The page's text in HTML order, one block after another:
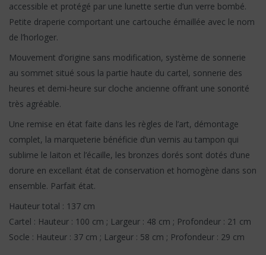
accessible et protégé par une lunette sertie d’un verre bombé.
Petite draperie comportant une cartouche émaillée avec le nom
de l’horloger.
Mouvement d’origine sans modification, système de sonnerie
au sommet situé sous la partie haute du cartel, sonnerie des
heures et demi-heure sur cloche ancienne offrant une sonorité
très agréable.
Une remise en état faite dans les règles de l’art, démontage
complet, la marqueterie bénéficie d’un vernis au tampon qui
sublime le laiton et l’écaille, les bronzes dorés sont dotés d’une
dorure en excellant état de conservation et homogène dans son
ensemble. Parfait état.
Hauteur total : 137 cm
Cartel : Hauteur : 100 cm ; Largeur : 48 cm ; Profondeur : 21 cm
Socle : Hauteur : 37 cm ; Largeur : 58 cm ; Profondeur : 29 cm